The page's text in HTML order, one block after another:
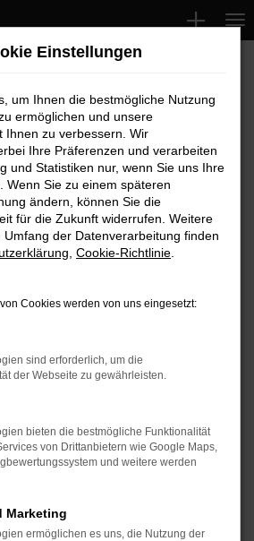
Error
Fehler aufgetreten.
die dir helfen können:
Firewall und deine
zum Beispiel deine
wie Werbeblocker,
bestimmter Seiten
die Seite in einem
neu.
helfen, vorübergehende
dass dein Browser und dein
auf dem neuesten Stand
Einstellungen
um Ihnen die bestmögliche Nutzung
ermöglichen und unsere
Ihnen zu verbessern. Wir
Ihre Präferenzen und verarbeiten
und Statistiken nur, wenn Sie uns Ihre
Wenn Sie zu einem späteren
ändern, können Sie die
für die Zukunft widerrufen. Weitere
der Datenverarbeitung finden
Cookie-Richtlinie
Cookies werden von uns eingesetzt:
sind erforderlich, um die
der Webseite zu gewährleisten.
bieten die bestmögliche Funktionalität
von Drittanbietern wie Google Maps,
und weitere werden
Marketing
ermöglichen es uns, die Nutzung der